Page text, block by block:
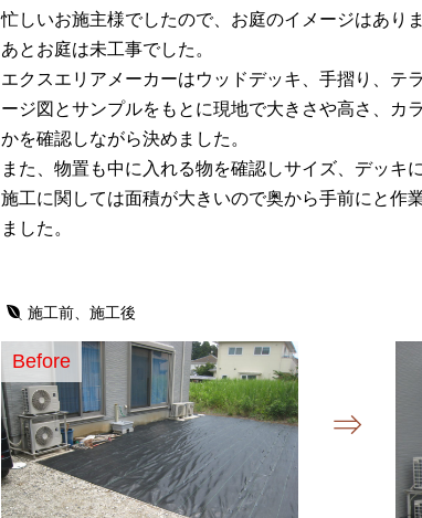
忙しいお施主様でしたので、お庭のイメージはあり
あとお庭は未工事でした。
エクスエリアメーカーはウッドデッキ、手摺り、テ
ージ図とサンプルをもとに現地で大きさや高さ、カ
かを確認しながら決めました。
また、物置も中に入れる物を確認しサイズ、デッキ
施工に関しては面積が大きいので奥から手前にと作
ました。
施工前、施工後
Before